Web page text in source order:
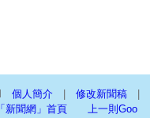
個人簡介| 修改新聞稿|
新聞網」首頁 上一則Goo